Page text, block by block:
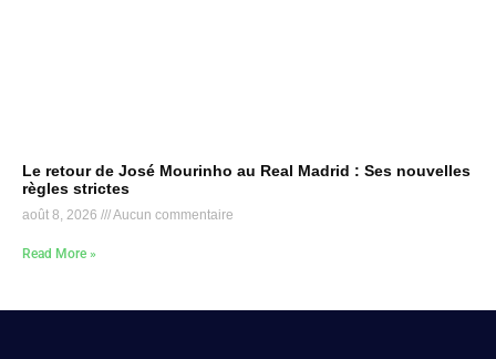
Le retour de José Mourinho au Real Madrid : Ses nouvelles
règles strictes
août 8, 2026 Aucun commentaire
Read More »